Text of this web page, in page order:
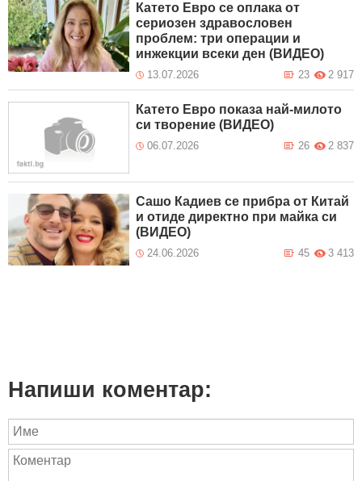
Катето Евро се оплака от
сериозен здравословен
проблем: три операции и
инжекции всеки ден (ВИДЕО)
13.07.2026 2 917
23
Катето Евро показа най-милото
си творение (ВИДЕО)
06.07.2026 2 837
26
Сашо Кадиев се прибра от Китай
и отиде директно при майка си
(ВИДЕО)
24.06.2026 3 413
45
Напиши коментар: